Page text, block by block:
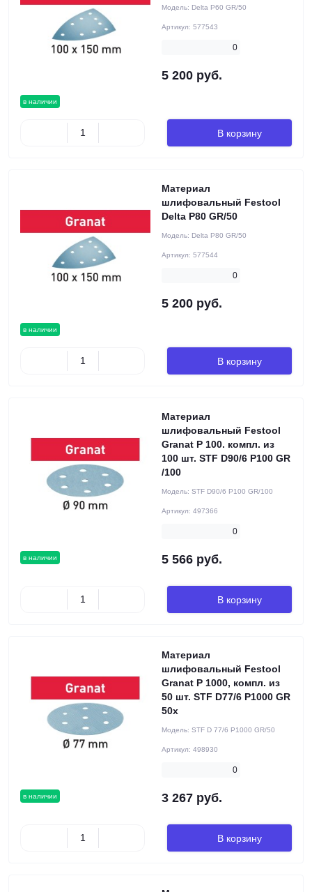
в наличии
Модель: Delta P60 GR/50
Артикул: 577543
0
5 200 руб.
В корзину
в наличии
Материал
шлифовальный Festool
Delta P80 GR/50
Модель: Delta P80 GR/50
Артикул: 577544
0
5 200 руб.
В корзину
в наличии
Материал
шлифовальный Festool
Granat P 100. компл. из
100 шт. STF D90/6 P100 GR
/100
Модель: STF D90/6 P100 GR/100
Артикул: 497366
0
5 566 руб.
В корзину
в наличии
Материал
шлифовальный Festool
Granat P 1000, компл. из
50 шт. STF D77/6 P1000 GR
50x
Модель: STF D 77/6 P1000 GR/50
Артикул: 498930
0
3 267 руб.
В корзину